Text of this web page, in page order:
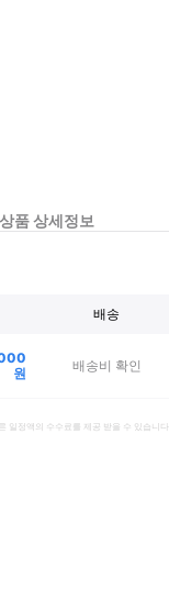
상품 상세정보
배송
원
배송비 확인
일정액의 수수료를 제공 받을 수 있습니다